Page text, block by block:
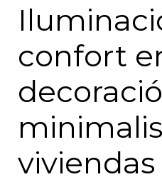
confort
viviendas